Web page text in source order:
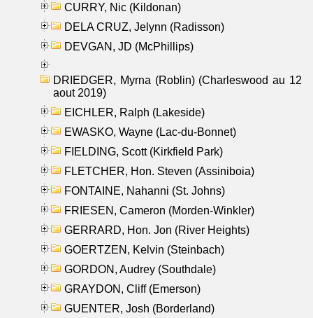
CURRY, Nic (Kildonan)
DELA CRUZ, Jelynn (Radisson)
DEVGAN, JD (McPhillips)
DRIEDGER, Myrna (Roblin) (Charleswood au 12
aout 2019)
EICHLER, Ralph (Lakeside)
EWASKO, Wayne (Lac-du-Bonnet)
FIELDING, Scott (Kirkfield Park)
FLETCHER, Hon. Steven (Assiniboia)
FONTAINE, Nahanni (St. Johns)
FRIESEN, Cameron (Morden-Winkler)
GERRARD, Hon. Jon (River Heights)
GOERTZEN, Kelvin (Steinbach)
GORDON, Audrey (Southdale)
GRAYDON, Cliff (Emerson)
GUENTER, Josh (Borderland)